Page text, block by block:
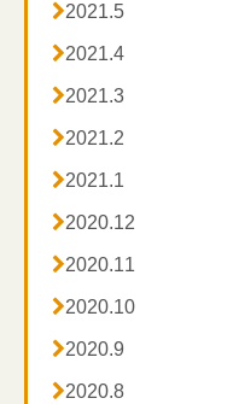
2021.5
2021.4
2021.3
2021.2
2021.1
2020.12
2020.11
2020.10
2020.9
2020.8